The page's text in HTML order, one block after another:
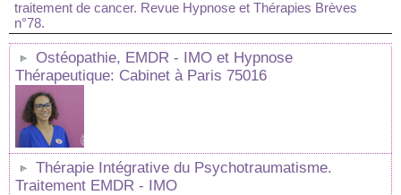
traitement de cancer. Revue Hypnose et Thérapies Brèves
n°78.
Ostéopathie, EMDR - IMO et Hypnose
Thérapeutique: Cabinet à Paris 75016
Thérapie Intégrative du Psychotraumatisme.
Traitement EMDR - IMO